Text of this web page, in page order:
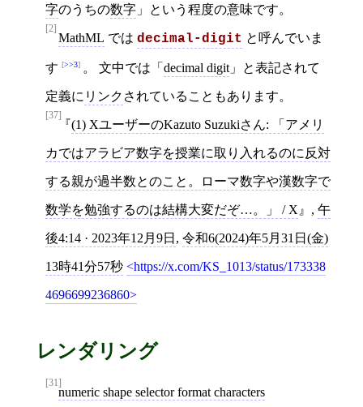
字のうちの数字 」という程度の意味です。
[2]
MathML では decimal-digit と呼んでいま
す >>3 。 文中では「 decimal digit 」と表記されて
定義に リンク されていることもあります。
[37]
(1) XユーザーのKazuto Suzukiさん: 「アメリ
カではアラビア数字を授業に取り入れるのに反対
する親が過半数とのこと。ローマ数字や漢数字で
数学を勉強するのは結構大変だぞ…。」 / X , 午
後4:14 · 2023年12月9日 , 令和6(2024)年5月31日(金)
13時41分57秒 https://x.com/KS_1013/status/173338
4696699236860
レンダリング
[31]
numeric shape selector format characters